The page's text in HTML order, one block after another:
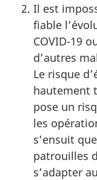
Il est
fiable
COVID-19
d’autres
Le risque
hautement
pose un
les
s’ensuit
patrouilles
s’adapter